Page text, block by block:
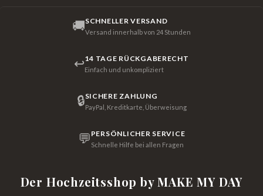
🚚SCHNELLER VERSAND
Versand innerhalb von 24 Stunden
↩14 TAGE RÜCKGABERECHT
Einfach und unkompliziert
🔒SICHERE ZAHLUNG
PayPal, Kreditkarte, Überweisung
💬 PERSÖNLICHER SERVICE
Schnelle Hilfe bei allen Fragen
Der Hochzeitsshop by MAKE MY DAY